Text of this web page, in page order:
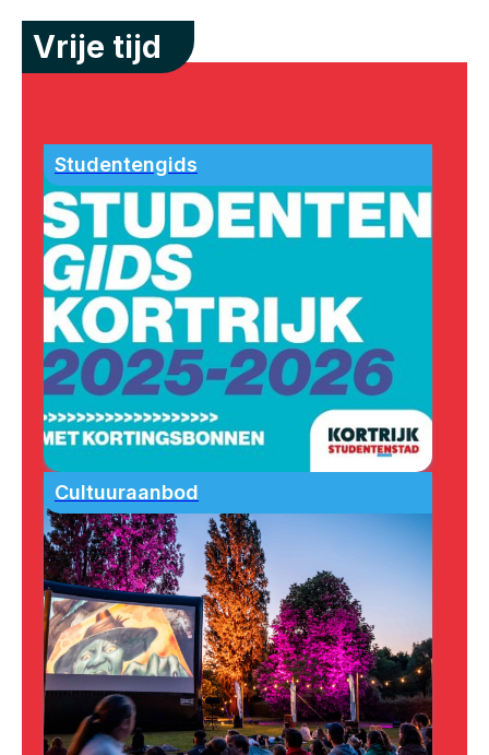
Vrije tijd
Studentengids
Cultuuraanbod